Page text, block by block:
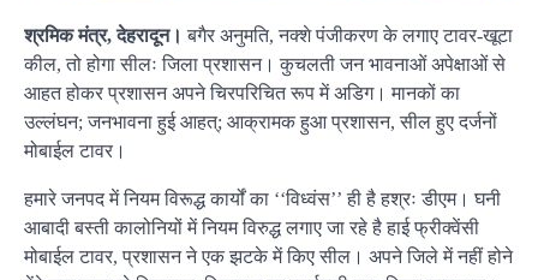
श्रमिक मंत्र, देहरादून। बगैर अनुमति, नक्शे पंजीकरण के लगाए टावर-खूटा
कील, तो होगा सीलः जिला प्रशासन। कुचलती जन भावनाओं अपेक्षाओं से
आहत होकर प्रशासन अपने चिरपरिचित रूप में अडिग। मानकों का
उल्लंघन; जनभावना हुई आहत्; आक्रामक हुआ प्रशासन, सील हुए दर्जनों
मोबाईल टावर।
हमारे जनपद में नियम विरूद्ध कार्यों का ‘‘विध्वंस’’ ही है हश्रः डीएम। घनी
आबादी बस्ती कालोनियों में नियम विरुद्ध लगाए जा रहे है हाई फ्रीक्वेंसी
मोबाईल टावर, प्रशासन ने एक झटके में किए सील। अपने जिले में नहीं होने